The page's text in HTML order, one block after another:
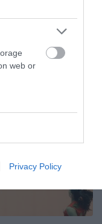
web or
Privacy Policy